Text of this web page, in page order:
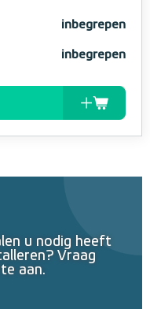
inbegrepen
inbegrepen
u nodig heeft
Vraag
aan.